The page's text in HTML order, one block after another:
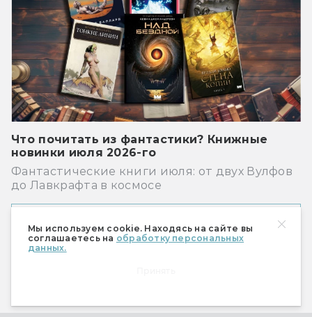
Мы используем cookie. Находясь на сайте вы
соглашаетесь на обработку персональных
данных.
Что почитать из фантастики? Книжные
новинки июля 2026-го
Фантастические книги июля: от двух Вулфов
до Лавкрафта в космосе